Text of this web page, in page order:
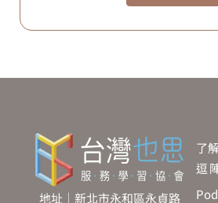
了
逗
地址｜新北市永和區永貞路